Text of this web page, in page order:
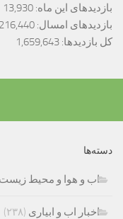
بازدیدهای این ماه: 13,930
بازدیدهای امسال: 216,440
کل بازدیدها: 1,659,643
دسته‌ها
اب و هوا و محیط زیست
اخبار اب و ابیاری (۲۳۸)